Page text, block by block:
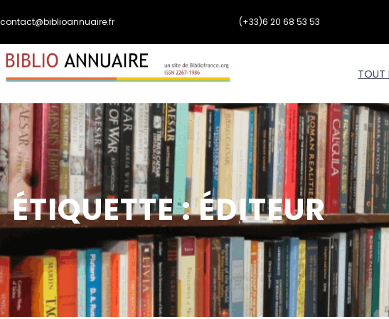
au
contenu
contact@biblioannuaire.fr (+33)6 20 68 53 53
TOUT
ÉTIQUETTE :ÉDITEUR